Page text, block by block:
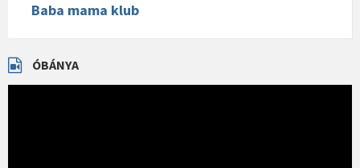
Baba mama klub
ÓBÁNYA